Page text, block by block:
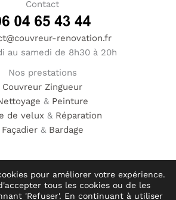
Contact
renovation.fr
au samedi de 8h30 à 20h
Nos prestations
Couvreur Zingueur
& Peinture
de velux& Réparation
Façadier& Bardage
| Tous droits réservés
pour améliorer votre expérience.
tous les cookies ou de les
'Refuser'. En continuant à utiliser